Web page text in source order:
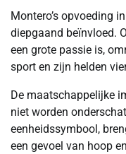
Montero’s opvoeding
diepgaand beïnvloed.
een grote passie is,
sport en zijn helden
De maatschappelijke
niet worden
eenheidssymbool,
een gevoel van hoop